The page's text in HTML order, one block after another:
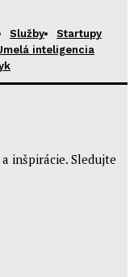
Služby
Startupy
inteligencia
inšpirácie. Sledujte